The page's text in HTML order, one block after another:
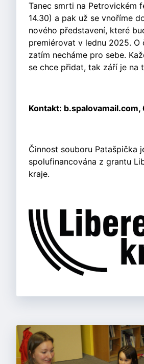
Tanec smrti na Petrovickém
14.30) a pak už se vnoříme
nového představení, které
premiérovat v lednu 2025. O
zatím necháme pro sebe.
se chce přidat, tak září je na
Kontakt:
Činnost souboru Patašpička
spolufinancována z grantu
kraje.